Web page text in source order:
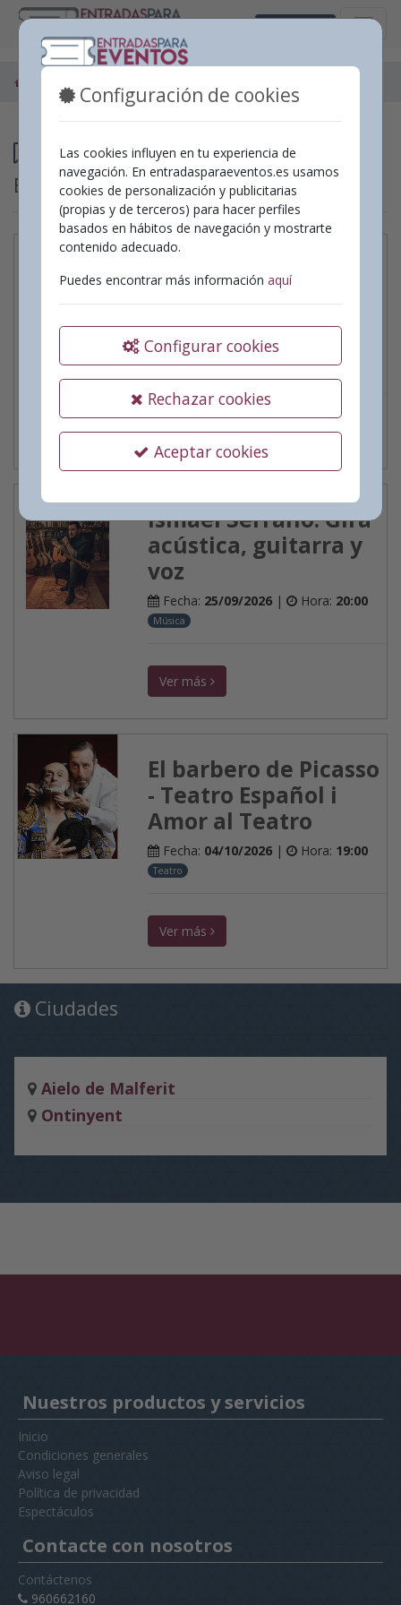
Configuración de cookies
Las cookies influyen en tu experiencia de
navegación. En entradasparaeventos.es usamos
cookies de personalización y publicitarias
(propias y de terceros) para hacer perfiles
basados en hábitos de navegación y mostrarte
contenido adecuado.
Puedes encontrar más información aquí
Configurar cookies
Rechazar cookies
Aceptar cookies
Castellano
Programación
Espectáculos
Garfio i el llegat de
Peter Pan de JM
Gestión Teatral
Fecha:20/09/2026|
Ver más
Ismael Serrano. Gira
acústica, guitarra y
voz
Fecha: 25/09/2026| Hora: 20:00
Música
Ver más
El barbero de Picasso
- Teatro Español i
Amor al Teatro
Fecha: 04/10/2026| Hora: 19:00
Teatro
Ver más
Ciudades
Aielo de Malferit
Ontinyent
Nuestros productos y servicios
Inicio
Condiciones generales
Aviso legal
Política de privacidad
Espectáculos
Contacte con nosotros
Contáctenos
960662160